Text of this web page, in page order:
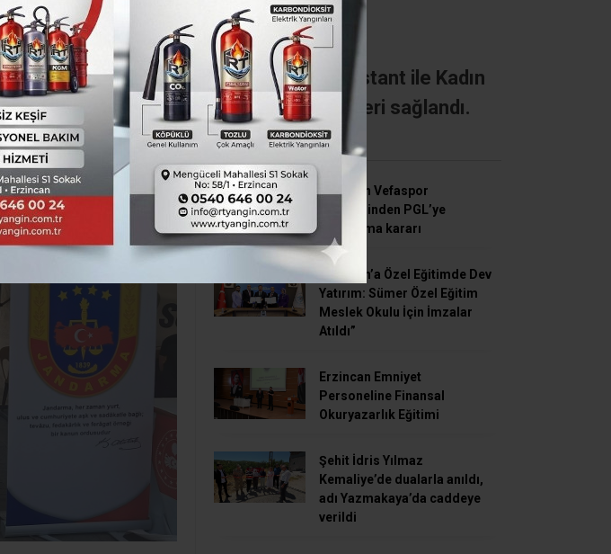
Komutanlığı Trafik jandarma açtığı stant ile Kadın
bilgilendirerek telefonlarına yüklemeleri sağlandı.
TÜM YAZILARI SON HABERLER
Erzincan Vefaspor
yönetiminden PGL’ye
katılmama kararı
Erzincan’a Özel Eğitimde Dev
Yatırım: Sümer Özel Eğitim
Meslek Okulu İçin İmzalar
Atıldı”
Erzincan Emniyet
Personeline Finansal
Okuryazarlık Eğitimi
Şehit İdris Yılmaz
Kemaliye’de dualarla anıldı,
adı Yazmakaya’da caddeye
verildi